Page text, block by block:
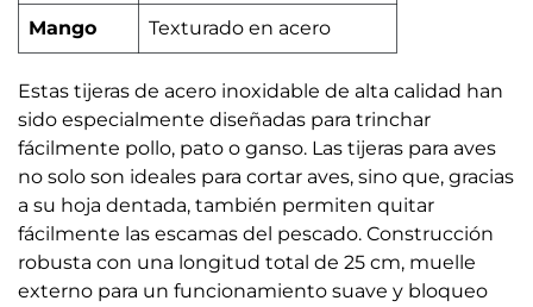
Mango Texturado en acero
Estas tijeras de acero inoxidable de alta calidad han
sido especialmente diseñadas para trinchar
fácilmente pollo, pato o ganso. Las tijeras para aves
no solo son ideales para cortar aves, sino que, gracias
a su hoja dentada, también permiten quitar
fácilmente las escamas del pescado. Construcción
robusta con una longitud total de 25 cm, muelle
externo para un funcionamiento suave y bloqueo